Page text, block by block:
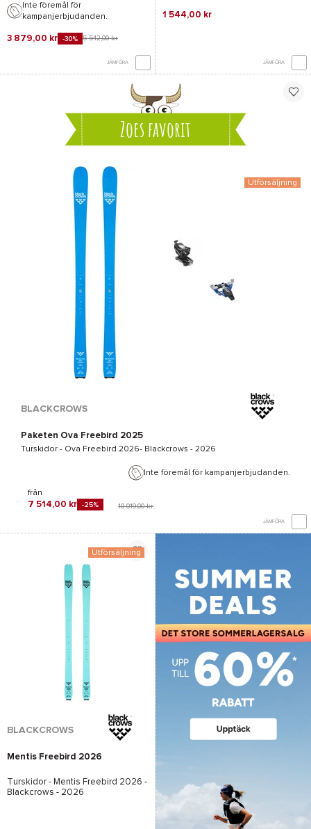
Inte föremål för
kampanjerbjudanden.
3 879,00 kr -30% 5 542,00 kr
JÄMFÖRA
1 544,00 kr
JÄMFÖRA
Zoes favorit
Utförsäljning
BLACKCROWS
Paketen Ova Freebird 2025
Turskidor - Ova Freebird 2026- Blackcrows - 2026
Inte föremål för kampanjerbjudanden.
från
7 514,00 kr -25% 10 019,00 kr
JÄMFÖRA
Utförsäljning
BLACKCROWS
Mentis Freebird 2026
Turskidor - Mentis Freebird 2026 -
Blackcrows - 2026